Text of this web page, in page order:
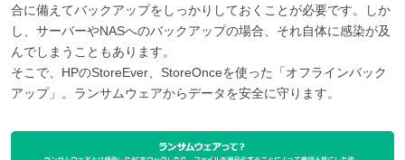
合に備えてバックアップをしっかりしておくことが必要です。しか
し、サーバーやNASへのバックアップの場合、それ自体に感染が及
んでしまうこともあります。
そこで、HPのStoreEver、StoreOnceを使った「オフラインバック
アップ」。ランサムウェアからデータを安全に守ります。